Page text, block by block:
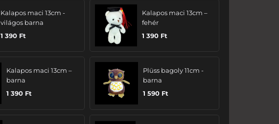
Kalapos maci 13cm -
világos barna
1 390 Ft
Kalapos maci 13cm –
fehér
1 390 Ft
Kalapos maci 13cm –
barna
1 390 Ft
Plüss bagoly 11cm -
barna
1 590 Ft